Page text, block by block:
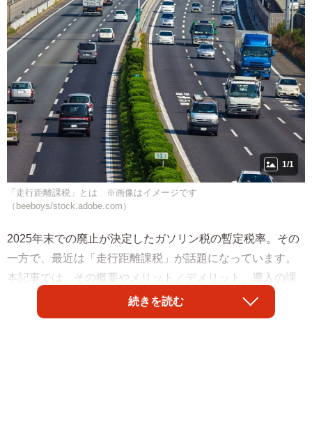
1/1
「走行距離課税」とは ※画像はイメージです
（beeboys/stock.adobe.com）
2025年末での廃止が決定したガソリン税の暫定税率。その
一方で、最近は「走行距離課税」が話題になっています。
本記事では、その概要やメリット／デメリット、導入の課
題について解説します。続きを読む